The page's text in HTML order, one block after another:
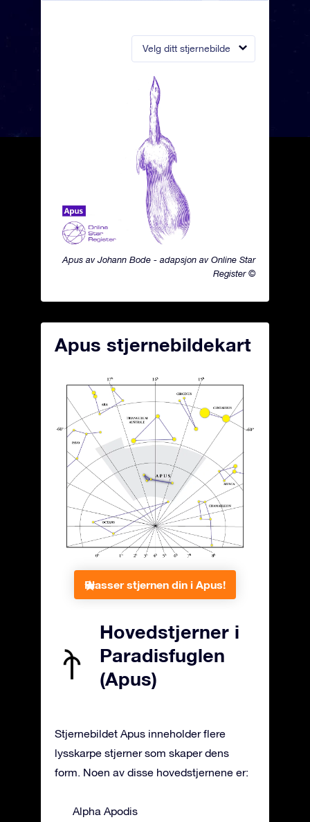
Velg ditt stjernebilde
Apus av Johann Bode - adapsjon av Online Star
Register ©
Apus stjernebildekart
Plasser stjernen din i Apus!
Hovedstjerner i
Paradisfuglen
(Apus)
Stjernebildet Apus inneholder flere
lysskarpe stjerner som skaper dens
form. Noen av disse hovedstjernene er:
Alpha Apodis